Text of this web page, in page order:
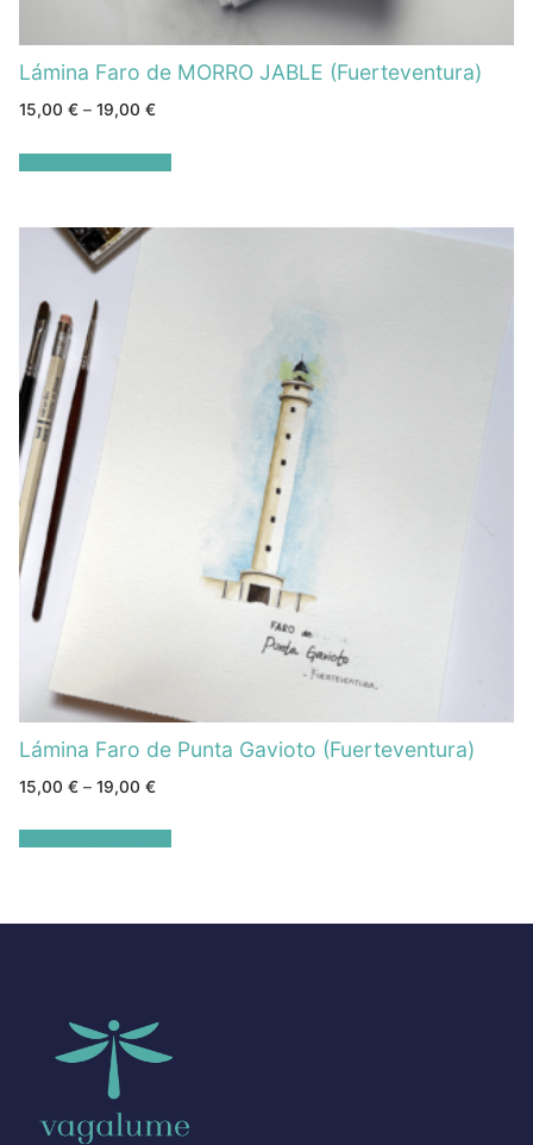
Lámina Faro de MORRO JABLE (Fuerteventura)
15,00 € – 19,00 €
Lámina Faro de Punta Gavioto (Fuerteventura)
15,00 € – 19,00 €